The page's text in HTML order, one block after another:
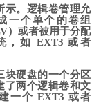
示。逻辑卷管理允
一个单个的卷组
）或者被用于分配
，如 EXT3 或者
块硬盘的一个分区
了两个逻辑卷和文
一个 EXT3 或者